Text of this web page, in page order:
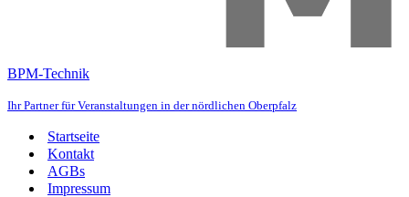
BPM-Technik
Ihr Partner für Veranstaltungen in der nördlichen Oberpfalz
Startseite
Kontakt
AGBs
Impressum